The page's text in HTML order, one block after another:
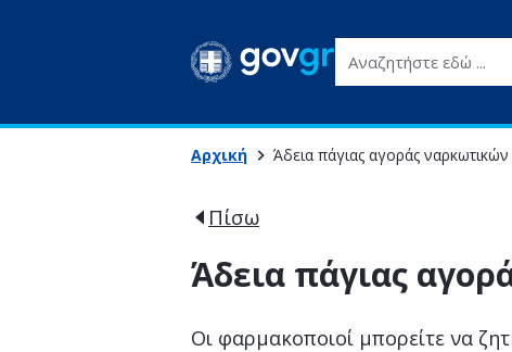
Αναζητήστε εδώ ...
Αρχική Άδεια πάγιας αγοράς
Πίσω
Άδεια πάγιας
Οι φαρμακοποιοί μπορείτε να